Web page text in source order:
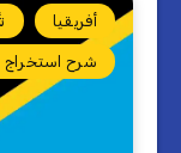
أفريقيا
شرح استخراج